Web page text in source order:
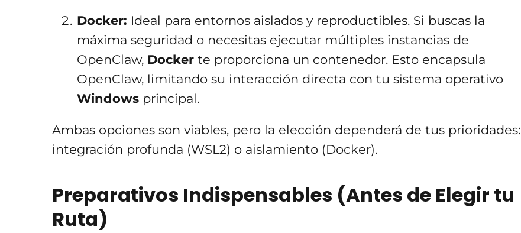
Docker: Ideal para entornos aislados y reproductibles. Si buscas la
máxima seguridad o necesitas ejecutar múltiples instancias de
OpenClaw, Docker te proporciona un contenedor. Esto encapsula
OpenClaw, limitando su interacción directa con tu sistema operativo
Windows principal.
Ambas opciones son viables, pero la elección dependerá de tus prioridades:
integración profunda (WSL2) o aislamiento (Docker).
Preparativos Indispensables (Antes de Elegir tu
Ruta)